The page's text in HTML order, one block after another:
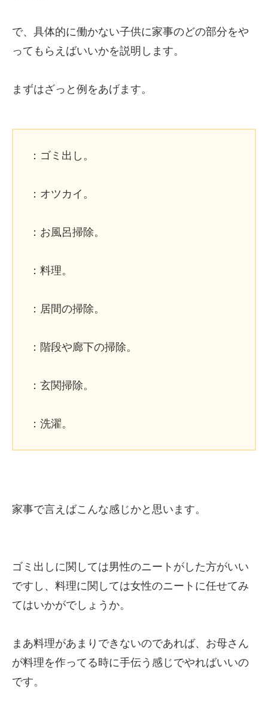
で、具体的に働かない子供に家事のどの部分をや
ってもらえばいいかを説明します。
まずはざっと例をあげます。
：ゴミ出し。
：オツカイ。
：お風呂掃除。
：料理。
：居間の掃除。
：階段や廊下の掃除。
：玄関掃除。
：洗濯。
家事で言えばこんな感じかと思います。
ゴミ出しに関しては男性のニートがした方がいい
ですし、料理に関しては女性のニートに任せてみ
てはいかがでしょうか。
まあ料理があまりできないのであれば、お母さん
が料理を作ってる時に手伝う感じでやればいいの
です。